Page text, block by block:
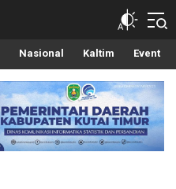
Nasional Kaltim Event